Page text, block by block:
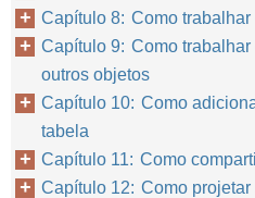
Capítulo 8: Como trabalhar
Capítulo 9: Como trabalhar
outros objetos
Capítulo 10: Como
tabela
Capítulo 11: Como
Capítulo 12: Como